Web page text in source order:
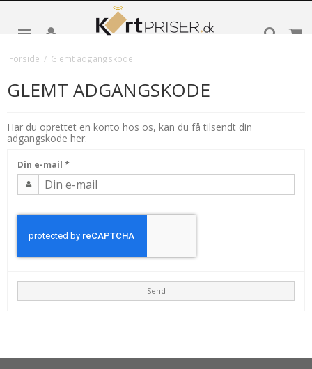
Forside / Glemt adgangskode
GLEMT ADGANGSKODE
Har du oprettet en konto hos os, kan du få tilsendt din
adgangskode her.
Din e-mail *
Send